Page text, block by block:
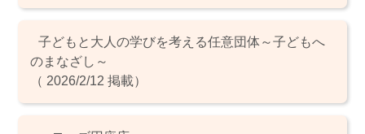
子どもと大人の学びを考える任意団体～子どもへ
のまなざし～
（ 2026/2/12 掲載）